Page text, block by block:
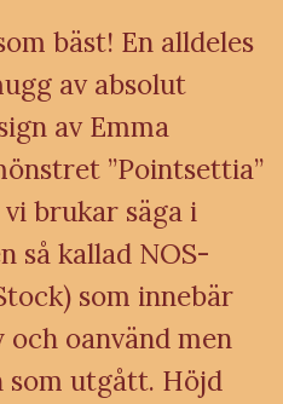
bäst! En alldeles
av absolut
av Emma
”Pointsettia”
brukar säga i
så kallad NOS-
som innebär
oanvänd men
utgått. Höjd